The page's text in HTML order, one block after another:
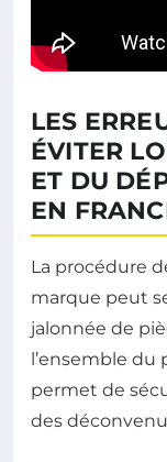
LES
ÉVITER
ET DU
EN
La procédure
marque peut
jalonnée de
l’ensemble du
permet de
des